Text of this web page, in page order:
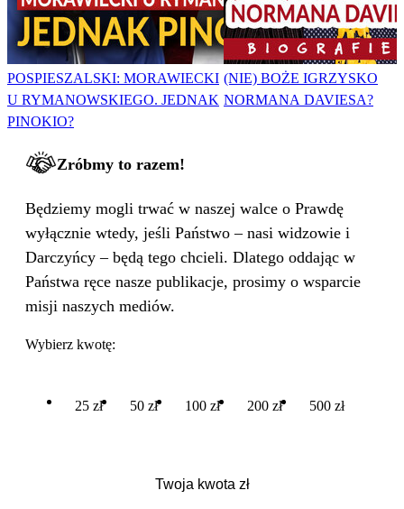
POSPIESZALSKI: MORAWIECKI
U RYMANOWSKIEGO. JEDNAK
PINOKIO?
(NIE) BOŻE IGRZYSKO
NORMANA DAVIESA?
Zróbmy to razem!
Będziemy mogli trwać w naszej walce o Prawdę
wyłącznie wtedy, jeśli Państwo – nasi widzowie i
Darczyńcy – będą tego chcieli. Dlatego oddając w
Państwa ręce nasze publikacje, prosimy o wsparcie
misji naszych mediów.
Wybierz kwotę:
25 zł 50 zł 100 zł 200 zł 500 zł